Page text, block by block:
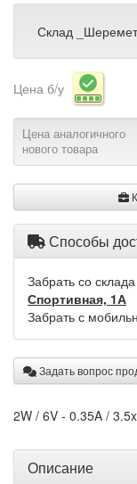
Склад
Цена б/у
Цена аналогичного
нового товара
Способы
Забрать со
Спортивная, 1А
Забрать с
Задать вопрос
2W / 6V - 0.35A /
Описание